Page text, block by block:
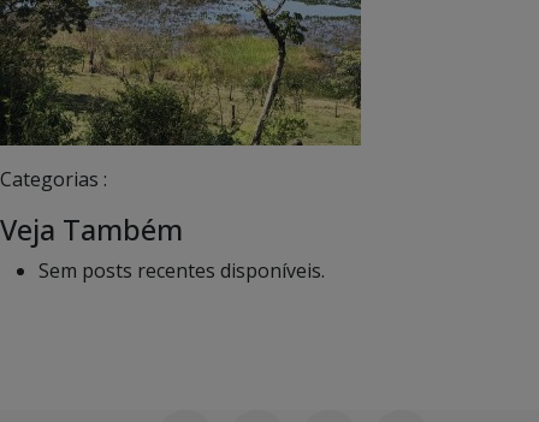
Categorias :
Veja Também
Sem posts recentes disponíveis.